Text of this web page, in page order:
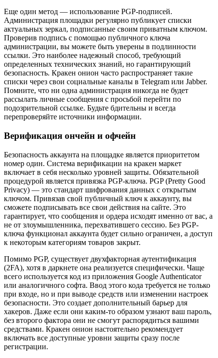
Еще один метод — использование PGP-подписей.
Администрация площадки регулярно публикует списки
актуальных зеркал, подписанные своим приватным ключом.
Проверив подпись с помощью публичного ключа
администрации, вы можете быть уверены в подлинности
ссылки. Это наиболее надежный способ, требующий
определенных технических знаний, но гарантирующий
безопасность. Кракен онион часто распространяет такие
списки через свои социальные каналы в Telegram или Jabber.
Помните, что ни одна администрация никогда не будет
рассылать личные сообщения с просьбой перейти по
подозрительной ссылке. Будьте бдительны и всегда
перепроверяйте источники информации.
Верификация ончейн и офчейн
Безопасность аккаунта на площадке является приоритетом
номер один. Система верификации на кракен маркет
включает в себя несколько уровней защиты. Обязательной
процедурой является привязка PGP-ключа. PGP (Pretty Good
Privacy) — это стандарт шифрования данных с открытым
ключом. Привязав свой публичный ключ к аккаунту, вы
сможете подписывать все свои действия на сайте. Это
гарантирует, что сообщения и ордера исходят именно от вас, а
не от злоумышленника, перехватившего сессию. Без PGP-
ключа функционал аккаунта будет сильно ограничен, а доступ
к некоторым категориям товаров закрыт.
Помимо PGP, существует двухфакторная аутентификация
(2FA), хотя в даркнете она реализуется специфически. Чаще
всего используется код из приложения Google Authenticator
или аналогичного софта. Ввод этого кода требуется не только
при входе, но и при выводе средств или изменении настроек
безопасности. Это создает дополнительный барьер для
хакеров. Даже если они каким-то образом узнают ваш пароль,
без второго фактора они не смогут распорядиться вашими
средствами. Кракен онион настоятельно рекомендует
включать все доступные уровни защиты сразу после
регистрации.